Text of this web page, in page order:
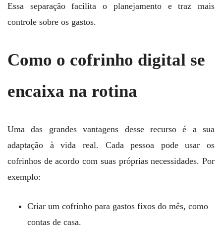
Essa separação facilita o planejamento e traz mais
controle sobre os gastos.
Como o cofrinho digital se
encaixa na rotina
Uma das grandes vantagens desse recurso é a sua
adaptação à vida real. Cada pessoa pode usar os
cofrinhos de acordo com suas próprias necessidades. Por
exemplo:
Criar um cofrinho para gastos fixos do mês, como
contas de casa.